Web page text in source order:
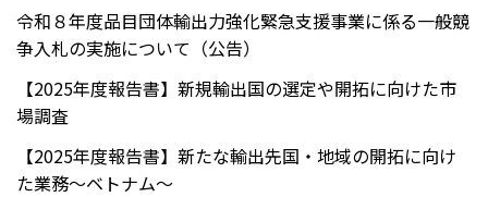
令和８年度品目団体輸出力強化緊急支援事業に係る一般競
争入札の実施について（公告）
【2025年度報告書】新規輸出国の選定や開拓に向けた市
場調査
【2025年度報告書】新たな輸出先国・地域の開拓に向け
た業務～ベトナム～